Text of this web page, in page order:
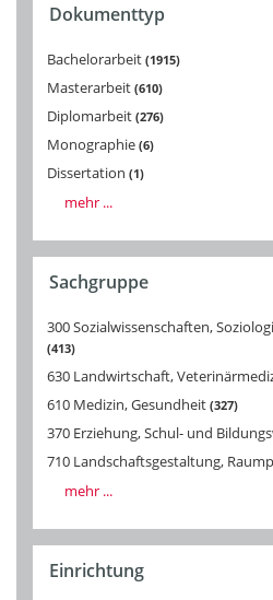
Dokumenttyp
Bachelorarbeit 1915
Masterarbeit 610
Diplomarbeit 276
Monographie 6
Dissertation 1
mehr ...
Sachgruppe
300 Sozialwissenschaften,
413
630 Landwirtschaft,
610 Medizin, Gesundheit 327
370 Erziehung, Schul- und
710 Landschaftsgestaltung,
mehr ...
Einrichtung